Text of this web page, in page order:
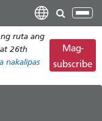
I-
ang
ng ruta ang
26th
nakalipas
Mag-
subscribe